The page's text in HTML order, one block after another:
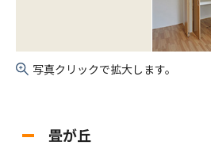
写真クリックで拡大します。
畳が丘